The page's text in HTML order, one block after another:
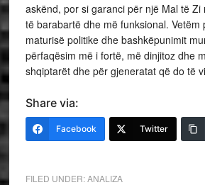
askënd, por si garanci për një Mal të
të barabartë dhe më funksional. Vetëm
maturisë politike dhe bashkëpunimit
përfaqësim më i fortë, më dinjitoz dhe
shqiptarët dhe për gjeneratat që do të
Share via:
Facebook Twitter
FILED UNDER:ANALIZA